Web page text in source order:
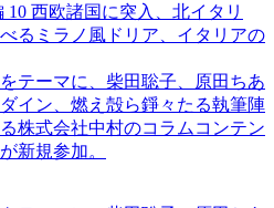
西欧諸国に突入、北イタリ
るミラノ風ドリア、イタリアの
テーマに、柴田聡子、原田ちあ
イン、燃え殻ら錚々たる執筆陣
株式会社中村のコラムコンテン
新規参加。